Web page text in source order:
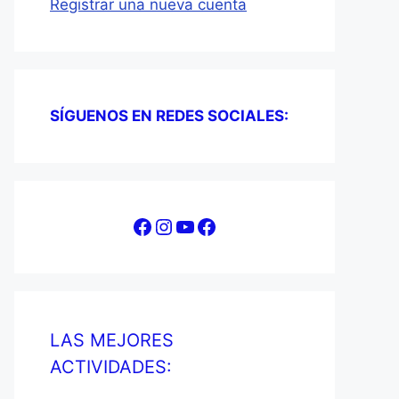
Registrar una nueva cuenta
SÍGUENOS EN REDES SOCIALES:
Facebook
Instagram
YouTube
Facebook
LAS MEJORES
ACTIVIDADES: